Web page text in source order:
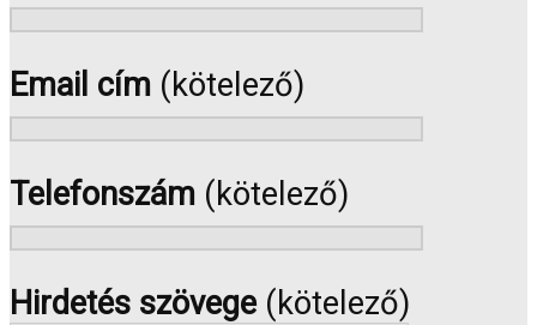
Email cím (kötelező)
Telefonszám (kötelező)
Hirdetés szövege(kötelező)